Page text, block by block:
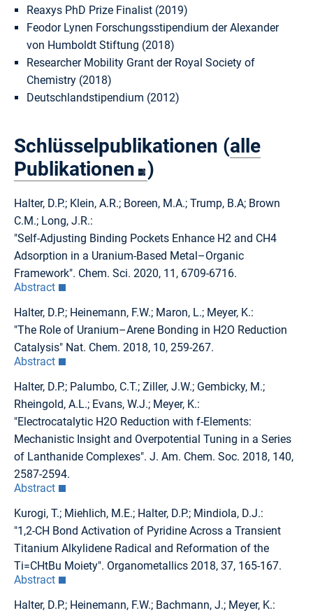
Reaxys PhD Prize Finalist (2019)
Feodor Lynen Forschungsstipendium der Alexander
von Humboldt Stiftung (2018)
Researcher Mobility Grant der Royal Society of
Chemistry (2018)
Deutschlandstipendium (2012)
Schlüsselpublikationen (alle
Publikationen )
Halter, D.P.; Klein, A.R.; Boreen, M.A.; Trump, B.A; Brown
C.M.; Long, J.R.:
"Self-Adjusting Binding Pockets Enhance H2 and CH4
Adsorption in a Uranium-Based Metal–Organic
Framework". Chem. Sci. 2020, 11, 6709-6716.
Abstract
Halter, D.P.; Heinemann, F.W.; Maron, L.; Meyer, K.:
"The Role of Uranium–Arene Bonding in H2O Reduction
Catalysis" Nat. Chem. 2018, 10, 259-267.
Abstract
Halter, D.P.; Palumbo, C.T.; Ziller, J.W.; Gembicky, M.;
Rheingold, A.L.; Evans, W.J.; Meyer, K.:
"Electrocatalytic H2O Reduction with f-Elements:
Mechanistic Insight and Overpotential Tuning in a Series
of Lanthanide Complexes". J. Am. Chem. Soc. 2018, 140,
2587-2594.
Abstract
Kurogi, T.; Miehlich, M.E.; Halter, D.P.; Mindiola, D.J.:
"1,2-CH Bond Activation of Pyridine Across a Transient
Titanium Alkylidene Radical and Reformation of the
Ti=CHtBu Moiety". Organometallics 2018, 37, 165-167.
Abstract
Halter, D.P.; Heinemann, F.W.; Bachmann, J.; Meyer, K.: